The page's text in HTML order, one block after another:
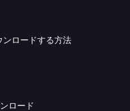
ロードする方法
ロード